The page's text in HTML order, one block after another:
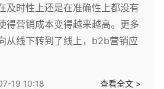
及时性上还是在准确性上都没有
得营销成本变得越来越高。更多
从线下转到了线上，b2b营销应
19 10:18 查看全文 >